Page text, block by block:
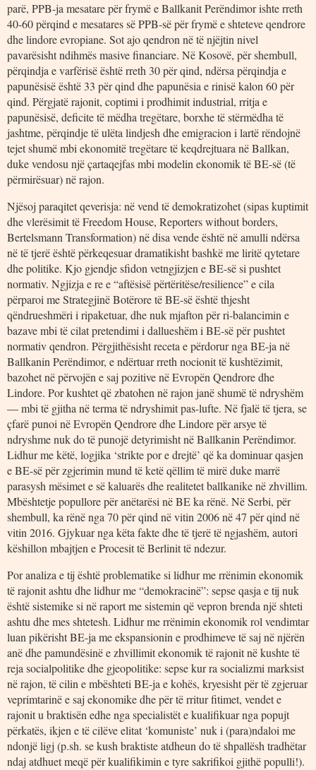
parë, PPB-ja mesatare për frymë e Ballkanit Perëndimor ishte rreth
40-60 përqind e mesatares së PPB-së për frymë e shteteve qendrore
dhe lindore evropiane. Sot ajo qendron në të njëjtin nivel
pavarësisht ndihmës masive financiare. Në Kosovë, për shembull,
përqindja e varfërisë është rreth 30 për qind, ndërsa përqindja e
papunësisë është 33 për qind dhe papunësia e rinisë kalon 60 për
qind. Përgjatë rajonit, coptimi i prodhimit industrial, rritja e
papunësisë, deficite të mëdha tregëtare, borxhe të stërmëdha të
jashtme, përqindje të ulëta lindjesh dhe emigracion i lartë rëndojnë
tejet shumë mbi ekonomitë tregëtare të keqdrejtuara në Ballkan,
duke vendosu një çartaqejfas mbi modelin ekonomik të BE-së (të
përmirësuar) në rajon.
Njësoj paraqitet qeverisja: në vend të demokratizohet (sipas kuptimit
dhe vlerësimit të Freedom House, Reporters without borders,
Bertelsmann Transformation) në disa vende është në amulli ndërsa
në të tjerë është përkeqesuar dramatikisht bashkë me liritë qytetare
dhe politike. Kjo gjendje sfidon vetngjizjen e BE-së si pushtet
normativ. Ngjizja e re e “aftësisë përtëritëse/resilience” e cila
përparoi me Strategjinë Botërore të BE-së është thjesht
qëndrueshmëri i ripaketuar, dhe nuk mjafton për ri-balancimin e
bazave mbi të cilat pretendimi i dallueshëm i BE-së për pushtet
normativ qendron. Përgjithësisht receta e përdorur nga BE-ja në
Ballkanin Perëndimor, e ndërtuar rreth nocionit të kushtëzimit,
bazohet në përvojën e saj pozitive në Evropën Qendrore dhe
Lindore. Por kushtet që zbatohen në rajon janë shumë të ndryshëm
— mbi të gjitha në terma të ndryshimit pas-lufte. Në fjalë të tjera, se
çfarë punoi në Evropën Qendrore dhe Lindore për arsye të
ndryshme nuk do të punojë detyrimisht në Ballkanin Perëndimor.
Lidhur me këtë, logjika ‘strikte por e drejtë’ që ka dominuar qasjen
e BE-së për zgjerimin mund të ketë qëllim të mirë duke marrë
parasysh mësimet e së kaluarës dhe realitetet ballkanike në zhvillim.
Mbështetje popullore për anëtarësi në BE ka rënë. Në Serbi, për
shembull, ka rënë nga 70 për qind në vitin 2006 në 47 për qind në
vitin 2016. Gjykuar nga këta fakte dhe të tjerë të ngjashëm, autori
këshillon mbajtjen e Procesit të Berlinit të ndezur.
Por analiza e tij është problematike si lidhur me rrënimin ekonomik
të rajonit ashtu dhe lidhur me “demokracinë”: sepse qasja e tij nuk
është sistemike si në raport me sistemin që vepron brenda një shteti
ashtu dhe mes shtetesh. Lidhur me rrënimin ekonomik rol vendimtar
luan pikërisht BE-ja me ekspansionin e prodhimeve të saj në njërën
anë dhe pamundësinë e zhvillimit ekonomik të rajonit në kushte të
reja socialpolitike dhe gjeopolitike: sepse kur ra socializmi marksist
në rajon, të cilin e mbështeti BE-ja e kohës, kryesisht për të zgjeruar
veprimtarinë e saj ekonomike dhe për të rritur fitimet, vendet e
rajonit u braktisën edhe nga specialistët e kualifikuar nga popujt
përkatës, ikjen e të cilëve elitat ‘komuniste’ nuk i (para)ndaloi me
ndonjë ligj (p.sh. se kush braktiste atdheun do të shpallësh tradhëtar
ndaj atdhuet meqë për kualifikimin e tyre sakrifikoi gjithë populli!).